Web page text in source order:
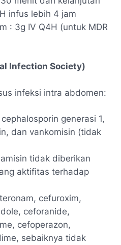
infus lebih 4 jam
: 3g IV Q4H (untuk MDR
Infection Society)
infeksi intra abdomen:
generasi 1,
dan vankomisin (tidak
tidak diberikan
aktifitas terhadap
cefuroxim,
ceforanide,
cefoperazon,
sebaiknya tidak